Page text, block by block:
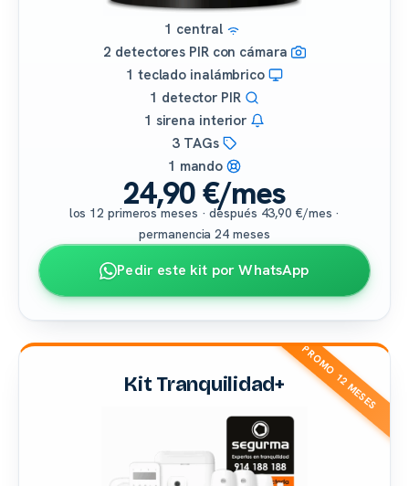
1 central
2 detectores PIR con cámara
1 teclado inalámbrico
1 detector PIR
1 sirena interior
3 TAGs
1 mando
24,90 €/mes
los 12 primeros meses · después 43,90 €/mes ·
permanencia 24 meses
Pedir este kit por WhatsApp
PROMO 12 MESES
Kit Tranquilidad+